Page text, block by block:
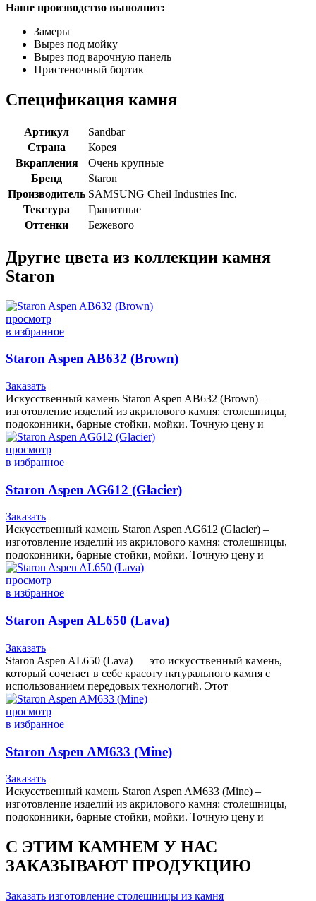
Наше производство выполнит:
Замеры
Вырез под мойку
Вырез под варочную панель
Пристеночный бортик
Спецификация камня
Артикул
Sandbar
Страна
Корея
Вкрапления
Очень крупные
Бренд
Staron
Производитель SAMSUNG Cheil Industries Inc.
Текстура
Гранитные
Оттенки
Бежевого
Другие цвета из коллекции камня
Staron
просмотр
в избранное
Staron Aspen AB632 (Brown)
Заказать
Искусственный камень Staron Aspen AB632 (Brown) –
изготовление изделий из акрилового камня: столешницы,
подоконники, барные стойки, мойки. Точную цену и
просмотр
в избранное
Staron Aspen AG612 (Glacier)
Заказать
Искусственный камень Staron Aspen AG612 (Glacier) –
изготовление изделий из акрилового камня: столешницы,
подоконники, барные стойки, мойки. Точную цену и
просмотр
в избранное
Staron Aspen AL650 (Lava)
Заказать
Staron Aspen AL650 (Lava) — это искусственный камень,
который сочетает в себе красоту натурального камня с
использованием передовых технологий. Этот
просмотр
в избранное
Staron Aspen AM633 (Mine)
Заказать
Искусственный камень Staron Aspen AM633 (Mine) –
изготовление изделий из акрилового камня: столешницы,
подоконники, барные стойки, мойки. Точную цену и
С ЭТИМ КАМНЕМ У НАС
ЗАКАЗЫВАЮТ ПРОДУКЦИЮ
Заказать изготовление столешницы из камня